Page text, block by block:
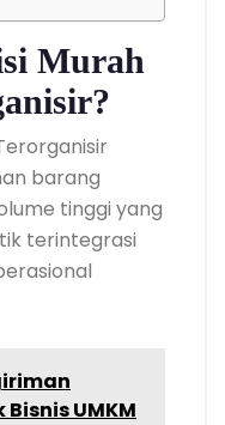
Murah
barang
tinggi yang
terintegrasi
UMKM